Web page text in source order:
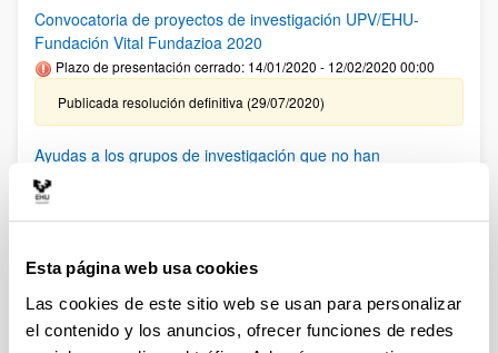
Esta página web usa cookies
Las cookies de este sitio web se usan para personalizar
el contenido y los anuncios, ofrecer funciones de redes
Convocatoria de proyectos de investigación UPV/EHU-
Fundación Vital Fundazioa 2020
Plazo de presentación cerrado: 14/01/2020 - 12/02/2020 00:00
Publicada resolución definitiva (29/07/2020)
Ayudas a los grupos de investigación que no han
conseguido financiación en convocatorias anteriores 2020
INVESTIGACIÓN CIENTIFICA SARS-CoV-2 y COVID-19
(2020)